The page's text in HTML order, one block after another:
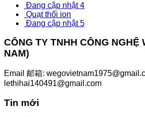
Đang cập nhật 4
Quạt thổi ion
Đang cập nhật 5
CÔNG TY TNHH CÔNG NGHỆ
NAM)
Email 邮箱:
lethihai140491@gmail.com
Tin mới